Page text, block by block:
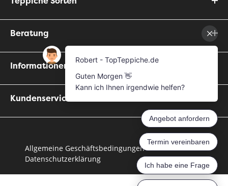
Beratung
Informationen
Kundenservice
Allgemeine Geschäftsbedingungen
Datenschutzerklärung